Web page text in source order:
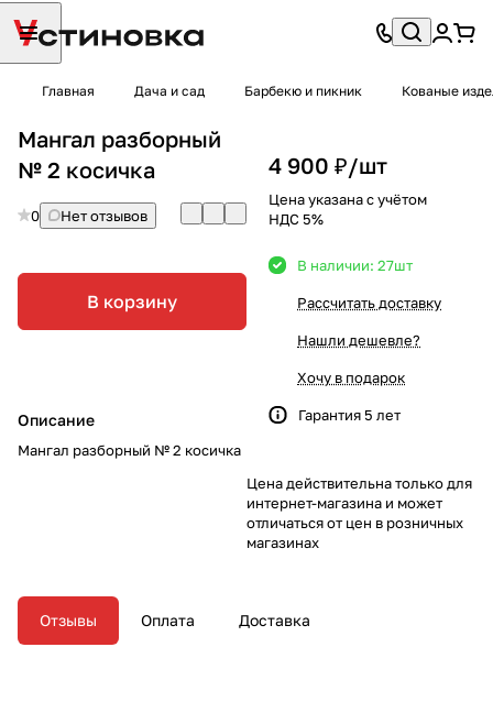
Главная Дача и сад Барбекю и пикник Кованые
Мангал разборный
№ 2 косичка
0 Нет отзывов
В корзину
Описание
Мангал разборный № 2 косичка
4 900 ₽/шт
Цена указана с учётом
НДС 5%
В наличии: 27шт
Рассчитать доставку
Нашли дешевле?
Хочу в подарок
Гарантия 5 лет
Цена действительна только для
интернет-магазина и может
отличаться от цен в розничных
магазинах
Отзывы Оплата Доставка